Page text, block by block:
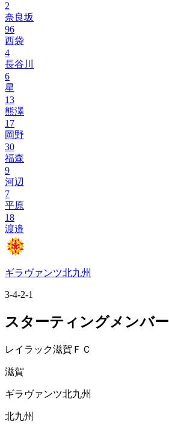
2
奈良坂
96
西袋
4
長谷川
6
星
13
熊澤
17
岡野
30
福森
9
河辺
7
平原
18
渡邉
ギラヴァンツ北九州
3-4-2-1
スターティングメンバー
レイラック滋賀ＦＣ
滋賀
ギラヴァンツ北九州
北九州